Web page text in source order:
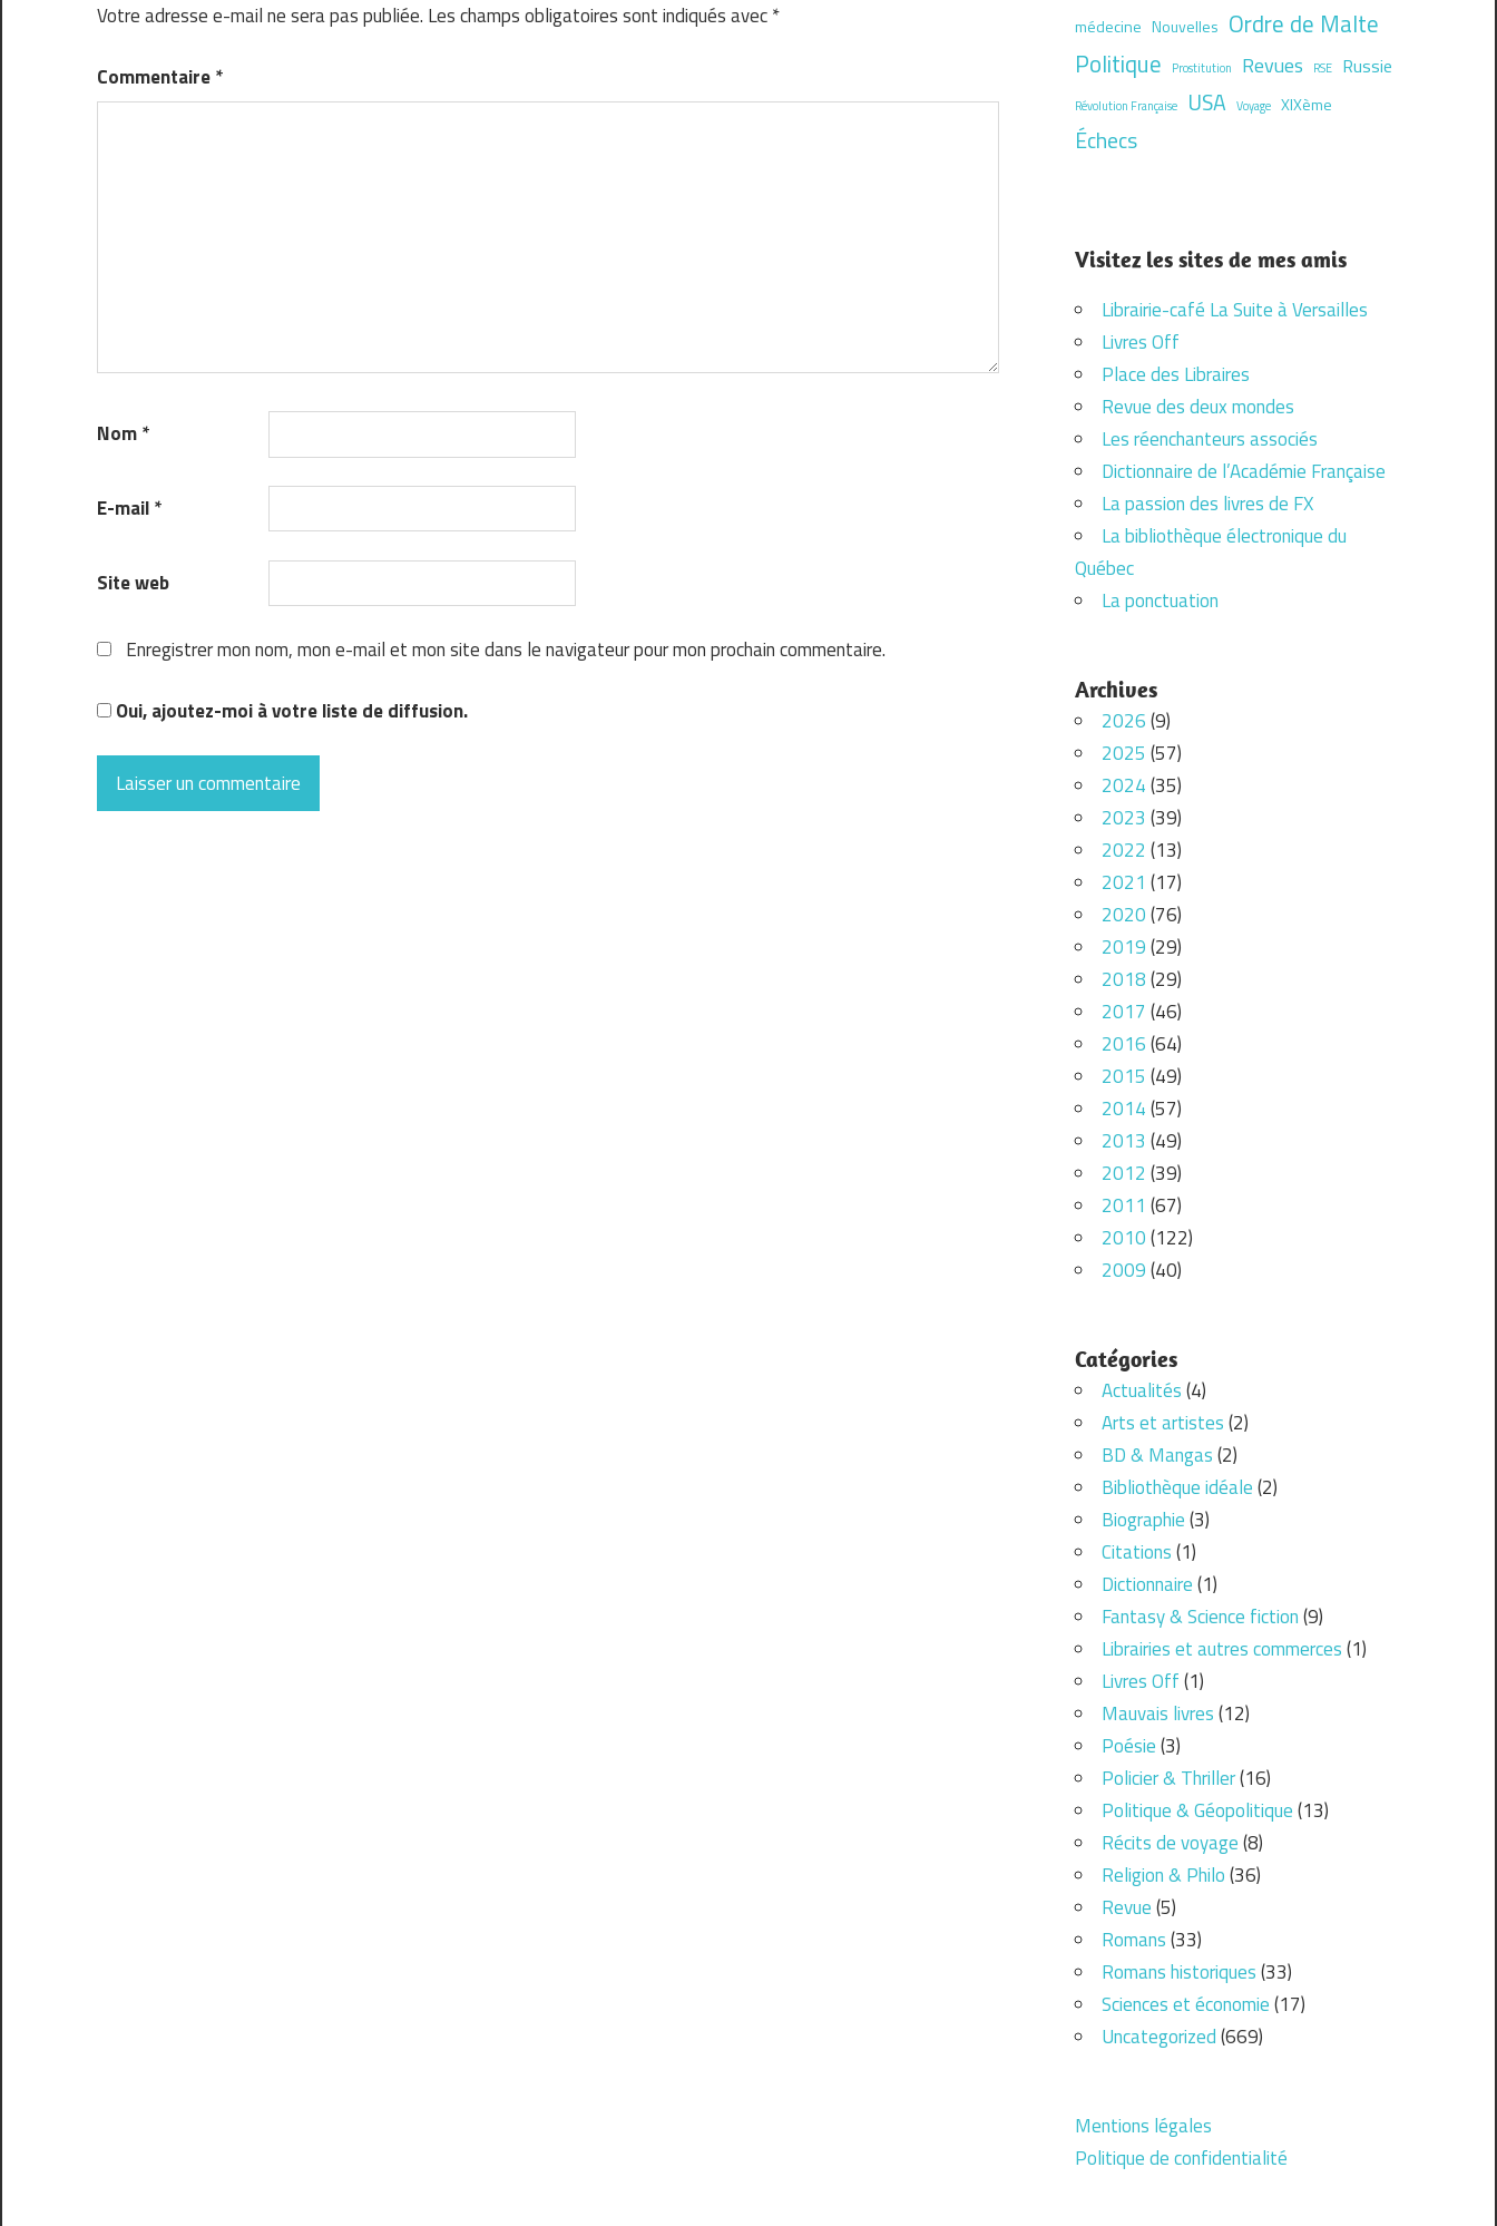
Votre adresse e-mail ne sera pas publiée. Les champs obligatoires sont indiqués avec*
Commentaire*
Nom*
E-mail*
Site web
Enregistrer mon nom, mon e-mail et mon site dans le navigateur pour mon prochain commentaire.
Oui, ajoutez-moi à votre liste de diffusion.
médecine Nouvelles Ordre de Malte
Politique
Prostitution Revues RSE Russie
Révolution Française USA Voyage XIXème
Échecs
Visitez les sites de mes amis
Librairie-café La Suite à Versailles
Livres Off
Place des Libraires
Revue des deux mondes
Les réenchanteurs associés
Dictionnaire de l’Académie Française
La passion des livres de FX
La bibliothèque électronique du
Québec
La ponctuation
Archives
2026(9)
2025 (57)
2024(35)
2023 (39)
2022 (13)
2021 (17)
2020(76)
2019(29)
2018(29)
2017 (46)
2016(64)
2015 (49)
2014(57)
2013 (49)
2012 (39)
2011 (67)
2010(122)
2009(40)
Catégories
Actualités(4)
Arts et artistes(2)
BD & Mangas(2)
Bibliothèque idéale(2)
Biographie(3)
Citations(1)
Dictionnaire(1)
Fantasy & Science fiction(9)
Librairies et autres commerces(1)
Livres Off(1)
Mauvais livres(12)
Poésie(3)
Policier & Thriller(16)
Politique & Géopolitique(13)
Récits de voyage(8)
Religion & Philo(36)
Revue(5)
Romans(33)
Romans historiques(33)
Sciences et économie(17)
Uncategorized(669)
Mentions légales
Politique de confidentialité